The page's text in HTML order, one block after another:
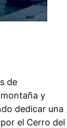
de
y
dedicar una
el Cerro del